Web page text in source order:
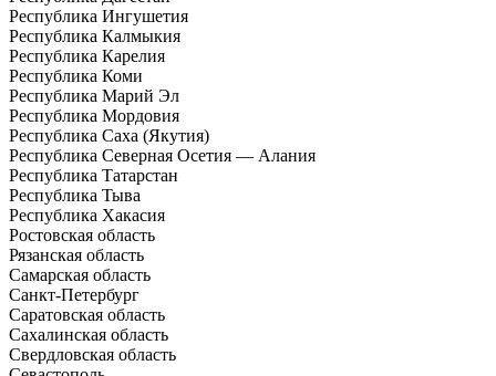
Республика Ингушетия
Республика Калмыкия
Республика Карелия
Республика Коми
Республика Марий Эл
Республика Мордовия
Республика Саха (Якутия)
Республика Северная Осетия — Алания
Республика Татарстан
Республика Тыва
Республика Хакасия
Ростовская область
Рязанская область
Самарская область
Санкт-Петербург
Саратовская область
Сахалинская область
Свердловская область